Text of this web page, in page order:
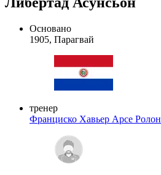
Основано
1905, Парагвай
тренер
Франциско Хавьер Арсе Ролон